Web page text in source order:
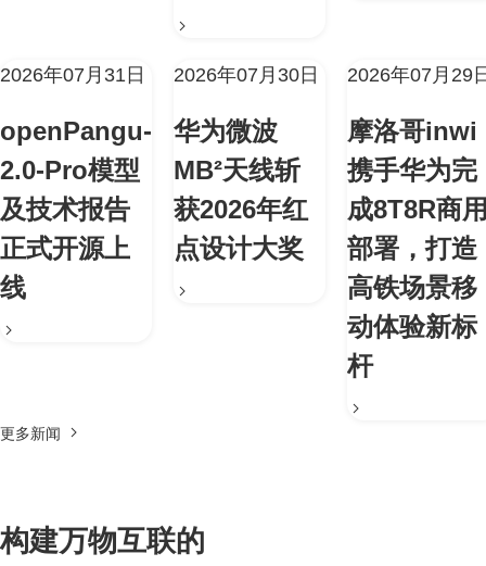
2026年07月31日
openPangu-
2.0-Pro模型
及技术报告
正式开源上
线
2026年07月30日
华为微波
MB²天线斩
获2026年红
点设计大奖
2026年07月29
摩洛哥inwi
携手华为完
成8T8R商
部署，打造
高铁场景移
动体验新标
杆
更多新闻
构建万物互联的